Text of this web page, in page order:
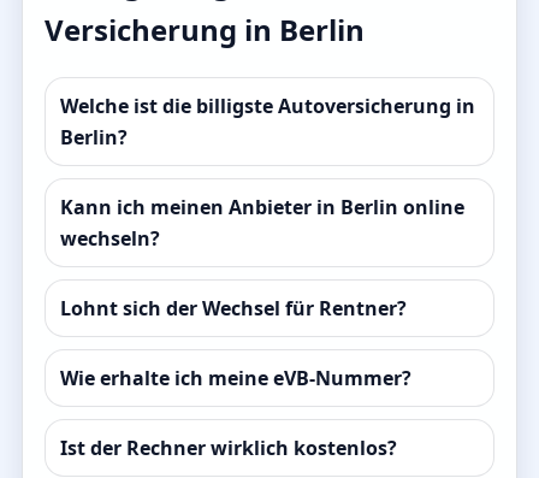
Versicherung in Berlin
Welche ist die billigste Autoversicherung in
Berlin?
Kann ich meinen Anbieter in Berlin online
wechseln?
Lohnt sich der Wechsel für Rentner?
Wie erhalte ich meine eVB-Nummer?
Ist der Rechner wirklich kostenlos?